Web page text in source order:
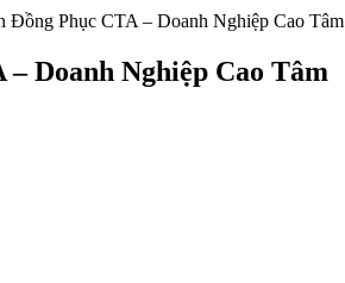
Đồng Phục CTA – Doanh Nghiệp Cao Tâm
Doanh Nghiệp Cao Tâm